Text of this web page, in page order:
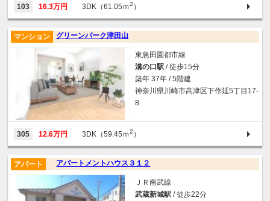
103 16.3万円 3DK（61.05ｍ2 ）
グリーンパーク津田山
マンション
東急田園都市線
溝の口駅 / 徒歩15分
築年 37年 / 5階建
神奈川県川崎市高津区下作延5丁目17-
8
305 12.6万円 3DK（59.45ｍ2 ）
アパートメントハウス３１２
アパート
ＪＲ南武線
武蔵新城駅 / 徒歩22分